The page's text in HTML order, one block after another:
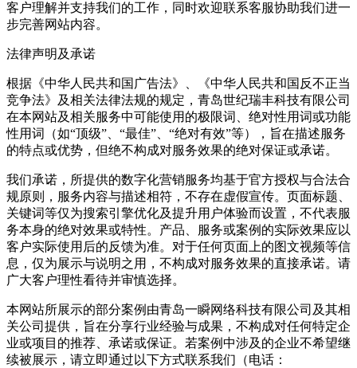
客户理解并支持我们的工作，同时欢迎联系客服协助我们进一
步完善网站内容。
法律声明及承诺
根据《中华人民共和国广告法》、《中华人民共和国反不正当
竞争法》及相关法律法规的规定，青岛世纪瑞丰科技有限公司
在本网站及相关服务中可能使用的极限词、绝对性用词或功能
性用词（如“顶级”、“最佳”、“绝对有效”等），旨在描述服务
的特点或优势，但绝不构成对服务效果的绝对保证或承诺。
我们承诺，所提供的数字化营销服务均基于官方授权与合法合
规原则，服务内容与描述相符，不存在虚假宣传。页面标题、
关键词等仅为搜索引擎优化及提升用户体验而设置，不代表服
务本身的绝对效果或特性。产品、服务或案例的实际效果应以
客户实际使用后的反馈为准。对于任何页面上的图文视频等信
息，仅为展示与说明之用，不构成对服务效果的直接承诺。请
广大客户理性看待并审慎选择。
本网站所展示的部分案例由青岛一瞬网络科技有限公司及其相
关公司提供，旨在分享行业经验与成果，不构成对任何特定企
业或项目的推荐、承诺或保证。若案例中涉及的企业不希望继
续被展示，请立即通过以下方式联系我们（电话：